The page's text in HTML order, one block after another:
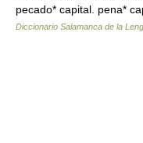
pecado* capital. pena*
Diccionario Salamanca de la